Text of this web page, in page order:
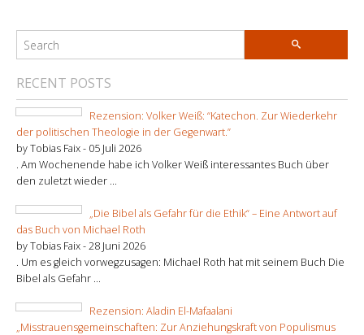
RECENT POSTS
Rezension: Volker Weiß: “Katechon. Zur Wiederkehr
der politischen Theologie in der Gegenwart.”
by Tobias Faix - 05 Juli 2026
. Am Wochenende habe ich Volker Weiß interessantes Buch über
den zuletzt wieder ...
„Die Bibel als Gefahr für die Ethik“ – Eine Antwort auf
das Buch von Michael Roth
by Tobias Faix -28 Juni 2026
. Um es gleich vorwegzusagen: Michael Roth hat mit seinem Buch Die
Bibel als Gefahr ...
Rezension: Aladin El-Mafaalani
„Misstrauensgemeinschaften: Zur Anziehungskraft von Populismus